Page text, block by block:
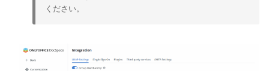
ください。